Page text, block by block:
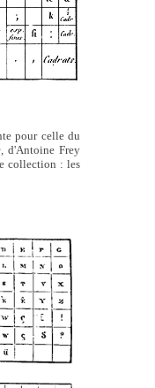
pour celle du
d'Antoine Frey
collection : les